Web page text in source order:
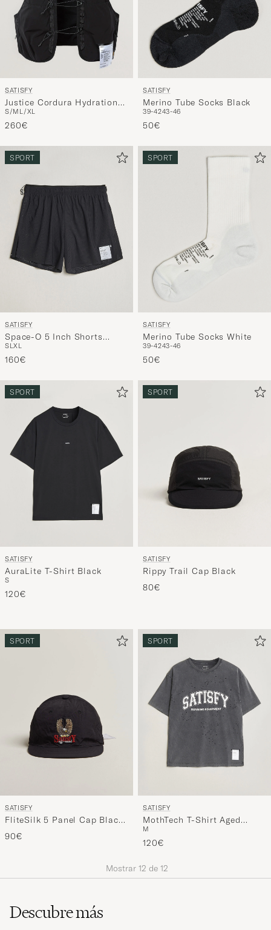
SATISFY
Justice Cordura Hydration
Vest 5L Black
S/M L/XL
260€
SATISFY
Merino Tube Socks Black
39-4243-46
50€
SPORT
SATISFY
Space-O 5 Inch Shorts
Black
SLXL
160€
SPORT
SATISFY
Merino Tube Socks White
39-4243-46
50€
SPORT
SATISFY
AuraLite T-Shirt Black
S
120€
SPORT
SATISFY
Rippy Trail Cap Black
80€
SPORT
SATISFY
FliteSilk 5 Panel Cap Black
Eagle
90€
SPORT
SATISFY
MothTech T-Shirt Aged
Black
M
120€
Mostrar 12 de 12
Descubre más